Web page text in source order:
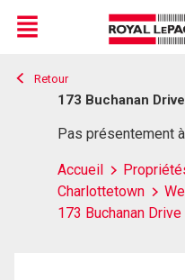
Live
En Direct
Menu
Retour
173 Buchanan
Pas présentement
Accueil
Charlottetown
173 Buchanan Drive